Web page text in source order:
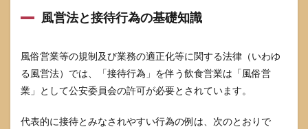
スト
ーカ
過激
なフ
ァン
への
対応
拠の
風営法と接待行為の基礎知識
風俗営業等の規制及び業務の適正化等に関する法律（いわゆ
る風営法）では、「接待行為」を伴う飲食営業は「風俗営
業」として公安委員会の許可が必要とされています。
代表的に接待とみなされやすい行為の例は、次のとおりで